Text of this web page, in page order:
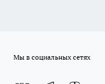
Мы в социальных сетях